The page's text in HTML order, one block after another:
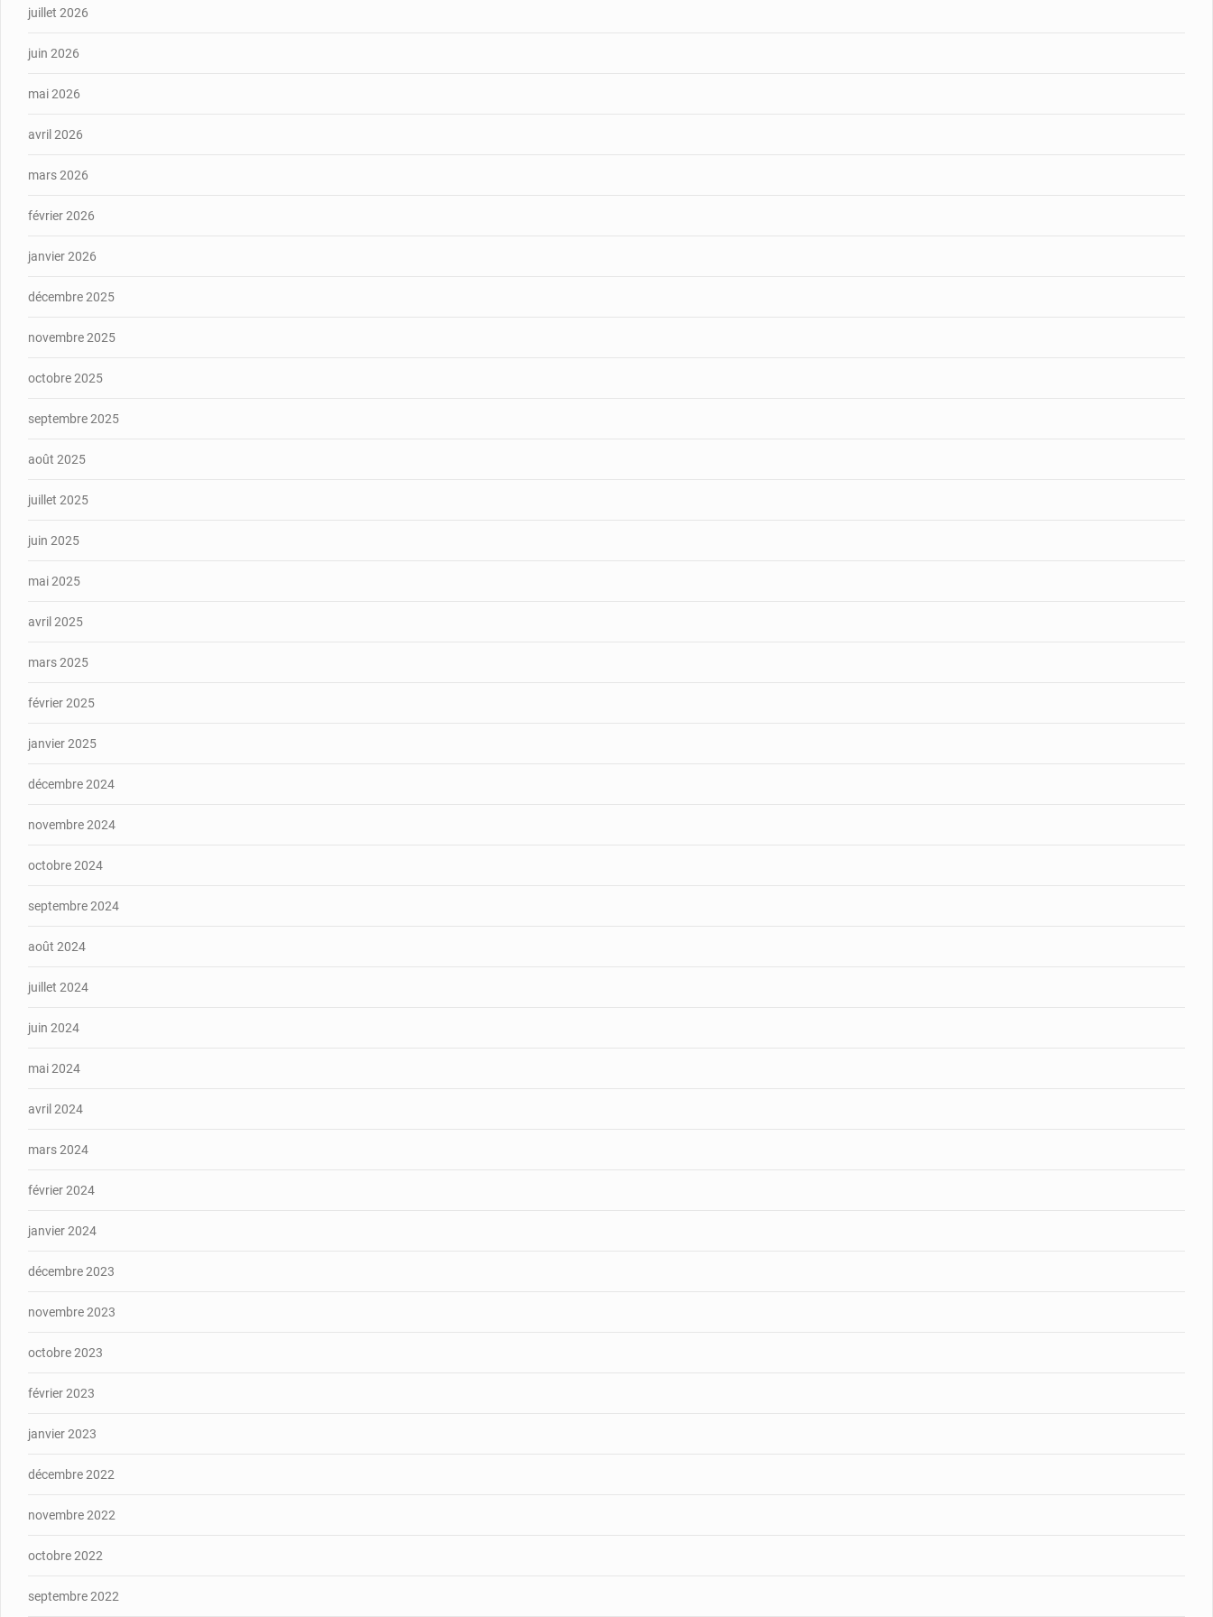
juillet 2026
juin 2026
mai 2026
avril 2026
mars 2026
février 2026
janvier 2026
décembre 2025
novembre 2025
octobre 2025
septembre 2025
août 2025
juillet 2025
juin 2025
mai 2025
avril 2025
mars 2025
février 2025
janvier 2025
décembre 2024
novembre 2024
octobre 2024
septembre 2024
août 2024
juillet 2024
juin 2024
mai 2024
avril 2024
mars 2024
février 2024
janvier 2024
décembre 2023
novembre 2023
octobre 2023
février 2023
janvier 2023
décembre 2022
novembre 2022
octobre 2022
septembre 2022